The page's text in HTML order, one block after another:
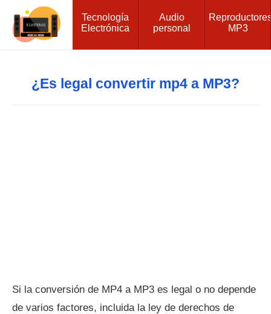
Tecnología
Electrónica
Audio
personal
MP3
¿Es legal convertir mp4 a MP3?
Si la conversión de MP4 a MP3 es legal o no depende
de varios factores, incluida la ley de derechos de